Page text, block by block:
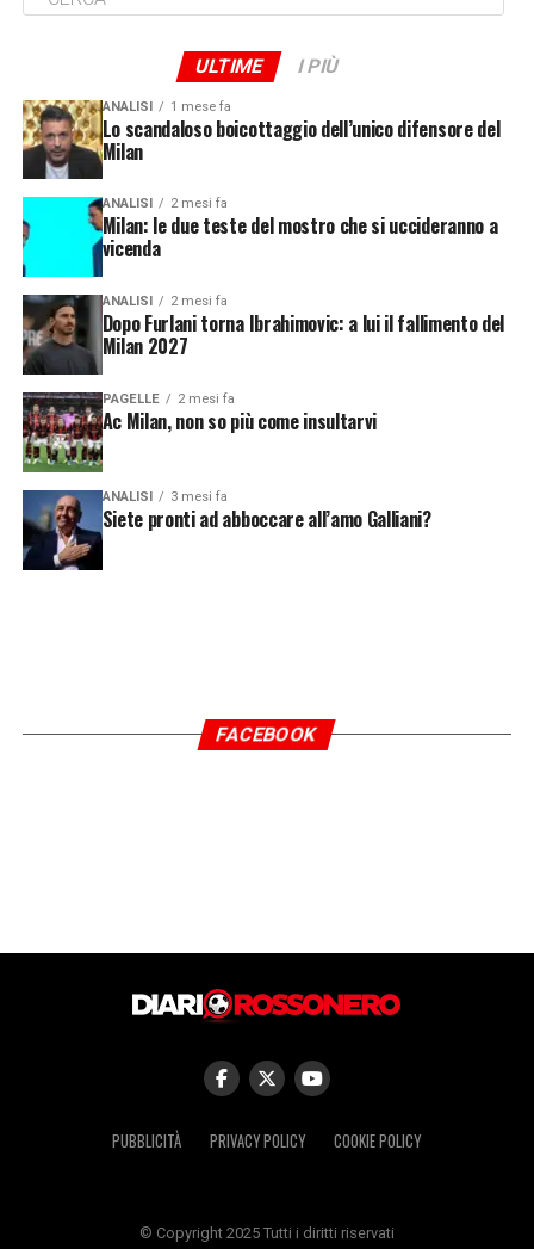
ULTIME I PIÙ
ANALISI 1 mese fa
Lo scandaloso boicottaggio dell’unico difensore del
Milan
ANALISI 2 mesi fa
Milan: le due teste del mostro che si uccideranno a
vicenda
ANALISI 2 mesi fa
Dopo Furlani torna Ibrahimovic: a lui il fallimento del
Milan 2027
PAGELLE 2 mesi fa
Ac Milan, non so più come insultarvi
ANALISI 3 mesi fa
Siete pronti ad abboccare all’amo Galliani?
FACEBOOK
PUBBLICITÀ PRIVACY POLICY COOKIE POLICY
© Copyright 2025 Tutti i diritti riservati